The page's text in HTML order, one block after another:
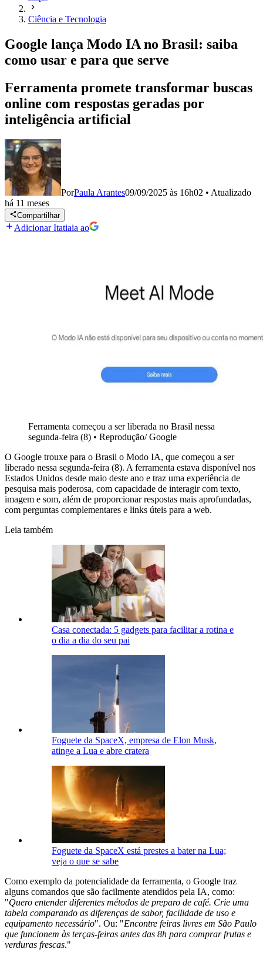
Ciência e Tecnologia
Google lança Modo IA no Brasil: saiba
como usar e para que serve
Ferramenta promete transformar buscas
online com respostas geradas por
inteligência artificial
PorPaula Arantes09/09/2025 às 16h02 • Atualizado
há 11 meses
Compartilhar
Adicionar Itatiaia ao
Ferramenta começou a ser liberada no Brasil nessa
segunda-feira (8) • Reprodução/ Google
O Google trouxe para o Brasil o Modo IA, que começou a ser
liberado nessa segunda-feira (8). A ferramenta estava disponível nos
Estados Unidos desde maio deste ano e traz uma experiência de
pesquisa mais poderosa, com capacidade de interagir com texto,
imagem e som, além de proporcionar respostas mais aprofundadas,
com perguntas complementares e links úteis para a web.
Leia também
Casa conectada: 5 gadgets para facilitar a rotina e
o dia a dia do seu pai
Foguete da SpaceX, empresa de Elon Musk,
atinge a Lua e abre cratera
Foguete da SpaceX está prestes a bater na Lua;
veja o que se sabe
Como exemplo da potencialidade da ferramenta, o Google traz
alguns comandos que são facilmente atendidos pela IA, como:
"Quero entender diferentes métodos de preparo de café. Crie uma
tabela comparando as diferenças de sabor, facilidade de uso e
equipamento necessário". Ou: "Encontre feiras livres em São Paulo
que funcionem às terças-feiras antes das 8h para comprar frutas e
verduras frescas."